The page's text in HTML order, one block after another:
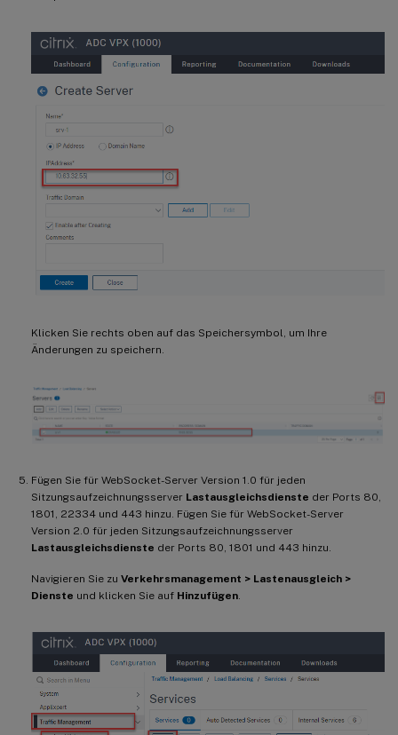
Klicken Sie rechts oben auf das Speichersymbol, um Ihre
Änderungen zu speichern.
Fügen Sie für WebSocket-Server Version 1.0 für jeden
Sitzungsaufzeichnungsserver Lastausgleichsdienste der Ports 80,
1801, 22334 und 443 hinzu. Fügen Sie für WebSocket-Server
Version 2.0 für jeden Sitzungsaufzeichnungsserver
Lastausgleichsdienste der Ports 80, 1801 und 443 hinzu.
Navigieren Sie zu Verkehrsmanagement > Lastenausgleich >
Dienste und klicken Sie auf Hinzufügen.